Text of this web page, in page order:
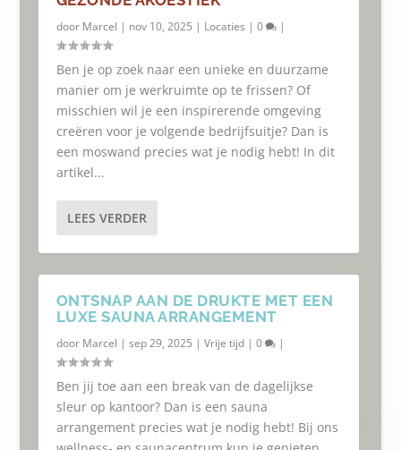
door Marcel | nov 10, 2025 | Locaties | 0 |
Ben je op zoek naar een unieke en duurzame
manier om je werkruimte op te frissen? Of
misschien wil je een inspirerende omgeving
creëren voor je volgende bedrijfsuitje? Dan is
een moswand precies wat je nodig hebt! In dit
artikel...
LEES VERDER
ONTSNAP AAN DE DRUKTE MET EEN
LUXE SAUNA ARRANGEMENT
door Marcel | sep 29, 2025 | Vrije tijd| 0 |
Ben jij toe aan een break van de dagelijkse
sleur op kantoor? Dan is een sauna
arrangement precies wat je nodig hebt! Bij ons